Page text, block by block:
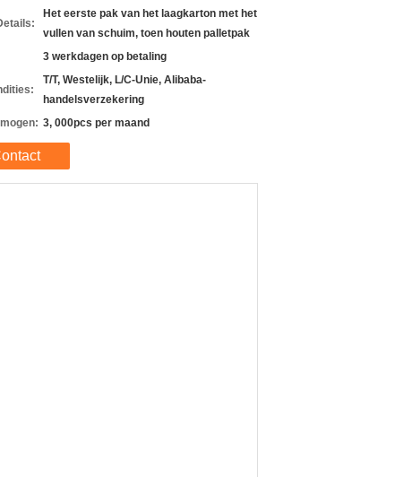
Het eerste pak van het laagkarton met het
vullen van schuim, toen houten palletpak
3 werkdagen op betaling
T/T, Westelijk, L/C-Unie, Alibaba-
handelsverzekering
3, 000pcs per maand